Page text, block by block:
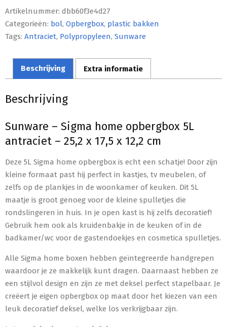
Artikelnummer: dbb60f3e4d27
Categorieën: bol, Opbergbox, plastic bakken
Tags: Antraciet, Polypropyleen, Sunware
Beschrijving Extra informatie
Beschrijving
Sunware – Sigma home opbergbox 5L
antraciet – 25,2 x 17,5 x 12,2 cm
Deze 5L Sigma home opbergbox is echt een schatje! Door zijn
kleine formaat past hij perfect in kastjes, tv meubelen, of
zelfs op de plankjes in de woonkamer of keuken. Dit 5L
maatje is groot genoeg voor de kleine spulletjes die
rondslingeren in huis. In je open kast is hij zelfs decoratief!
Gebruik hem ook als kruidenbakje in de keuken of in de
badkamer/wc voor de gastendoekjes en cosmetica spulletjes.
Alle Sigma home boxen hebben geïntegreerde handgrepen
waardoor je ze makkelijk kunt dragen. Daarnaast hebben ze
een stijlvol design en zijn ze met deksel perfect stapelbaar. Je
creëert je eigen opbergbox op maat door het kiezen van een
leuk decoratief deksel, welke los verkrijgbaar zijn.